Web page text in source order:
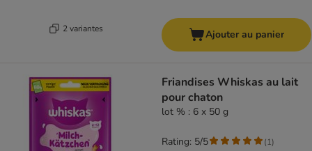
2 variantes Ajouter au panier
Friandises Whiskas au lait
pour chaton
lot % : 6 x 50 g
Rating: 5/5 (1)